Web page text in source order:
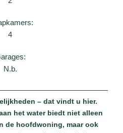
4
N.b.
– dat vindt u hier.
het water biedt niet alleen
de hoofdwoning, maar ook